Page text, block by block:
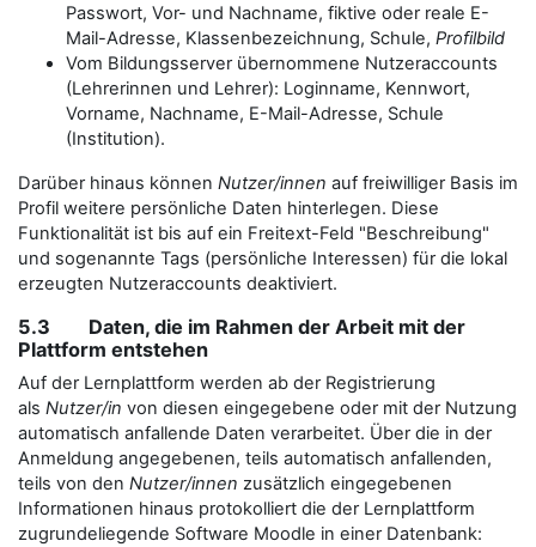
Passwort, Vor- und Nachname, fiktive oder reale E-
Mail-Adresse, Klassenbezeichnung, Schule, Profilbild
Vom Bildungsserver übernommene Nutzeraccounts
(Lehrerinnen und Lehrer): Loginname, Kennwort,
Vorname, Nachname, E-Mail-Adresse, Schule
(Institution).
Darüber hinaus können Nutzer/innen auf freiwilliger Basis im
Profil weitere persönliche Daten hinterlegen. Diese
Funktionalität ist bis auf ein Freitext-Feld "Beschreibung"
und sogenannte Tags (persönliche Interessen) für die lokal
erzeugten Nutzeraccounts deaktiviert.
5.3 Daten, die im Rahmen der Arbeit mit der
Plattform entstehen
Auf der Lernplattform werden ab der Registrierung
als Nutzer/in von diesen eingegebene oder mit der Nutzung
automatisch anfallende Daten verarbeitet. Über die in der
Anmeldung angegebenen, teils automatisch anfallenden,
teils von den Nutzer/innen zusätzlich eingegebenen
Informationen hinaus protokolliert die der Lernplattform
zugrundeliegende Software Moodle in einer Datenbank: